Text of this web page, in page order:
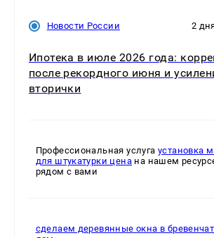
Новости России 2
Ипотека в июле 2026 года:
после рекордного июня и
вторички
Профессиональная услуга установка
для штукатурки цена на нашем
рядом с вами
сделаем деревянные окна в